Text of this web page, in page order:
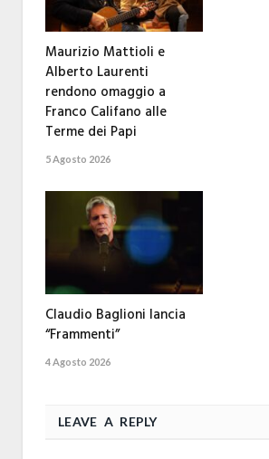
Maurizio Mattioli e
Alberto Laurenti
rendono omaggio a
Franco Califano alle
Terme dei Papi
5 Agosto 2026
Claudio Baglioni lancia
“Frammenti”
4 Agosto 2026
LEAVE A REPLY